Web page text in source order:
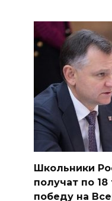
Школьники
получат по
победу на